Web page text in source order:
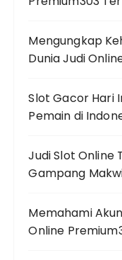
Mengungkap
Dunia Judi
Slot Gacor Hari
Pemain di
Judi Slot Online
Gampang
Memahami
Online